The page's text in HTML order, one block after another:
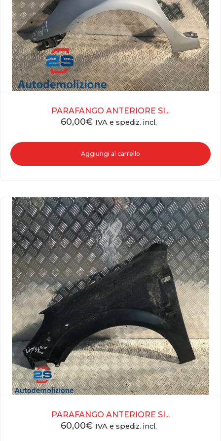
PARAFANGO ANTERIORE SI...
60,00€ IVA e spediz. incl.
Aggiungi al carrello
PARAFANGO ANTERIORE SI...
60,00€ IVA e spediz. incl.